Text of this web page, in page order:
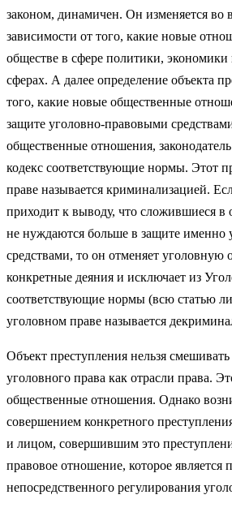
законом, динамичен. Он изменяется во
зависимости от того, какие новые
обществе в сфере политики,
сферах. А далее определение объекта
того, какие новые общественные
защите уголовно-правовыми
общественные отношения,
кодекс соответствующие нормы. Этот
праве называется криминализацией.
приходит к выводу, что сложившиеся в
не нуждаются больше в защите именно
средствами, то он отменяет уголовную
конкретные деяния и исключает из
соответствующие нормы (всю статью
уголовном праве называется
Объект преступления нельзя
уголовного права как отрасли права.
общественные отношения. Однако
совершением конкретного
и лицом, совершившим это
правовое отношение, которое является
непосредственного регулирования